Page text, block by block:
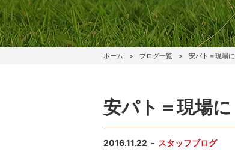
ホーム ブログ一覧 安パト＝現場に
安パト＝現場に
2016.11.22 スタッフブログ